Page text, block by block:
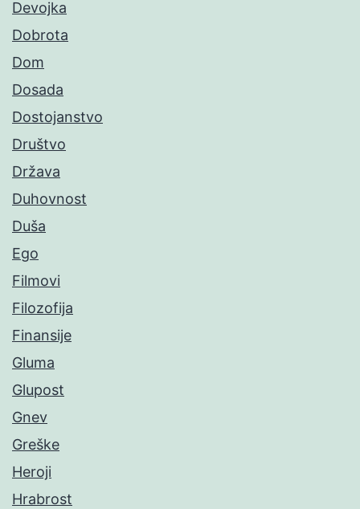
Devojka
Dobrota
Dom
Dosada
Dostojanstvo
Društvo
Država
Duhovnost
Duša
Ego
Filmovi
Filozofija
Finansije
Gluma
Glupost
Gnev
Greške
Heroji
Hrabrost